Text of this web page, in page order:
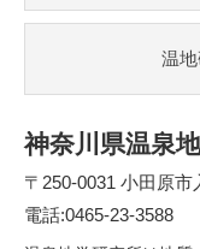
温
神奈川県温泉
〒250-0031 小田原市
電話:0465-23-3588